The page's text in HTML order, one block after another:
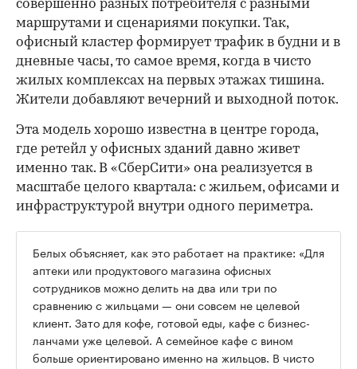
совершенно разных потребителя с разными
маршрутами и сценариями покупки. Так,
офисный кластер формирует трафик в будни и в
дневные часы, то самое время, когда в чисто
жилых комплексах на первых этажах тишина.
Жители добавляют вечерний и выходной поток.
Эта модель хорошо известна в центре города,
где ретейл у офисных зданий давно живет
именно так. В «СберСити» она реализуется в
масштабе целого квартала: с жильем, офисами и
инфраструктурой внутри одного периметра.
Белых объясняет, как это работает на практике: «Для
аптеки или продуктового магазина офисных
сотрудников можно делить на два или три по
сравнению с жильцами — они совсем не целевой
клиент. Зато для кофе, готовой еды, кафе с бизнес-
ланчами уже целевой. А семейное кафе с вином
больше ориентировано именно на жильцов. В чисто